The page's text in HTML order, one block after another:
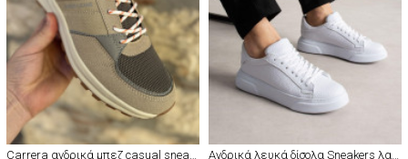
Carrera ανδρικά μπεζ casual sneakers CAM53200
Ανδρικά λευκά δίσολα Sneakers λαστιχένια σόλα CH2613